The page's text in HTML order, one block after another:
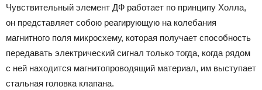
Чувствительный элемент ДФ работает по принципу Холла,
он представляет собою реагирующую на колебания
магнитного поля микросхему, которая получает способность
передавать электрический сигнал только тогда, когда рядом
с ней находится магнитопроводящий материал, им выступает
стальная головка клапана.